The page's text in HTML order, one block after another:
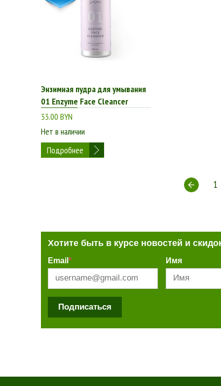
Энзимная пудра для умывания
01 Enzyme Face Cleancer
33.00 BYN
Нет в наличии
Подробнее
1
Хотите быть в курсе новостей и
Email * Имя
Подписаться